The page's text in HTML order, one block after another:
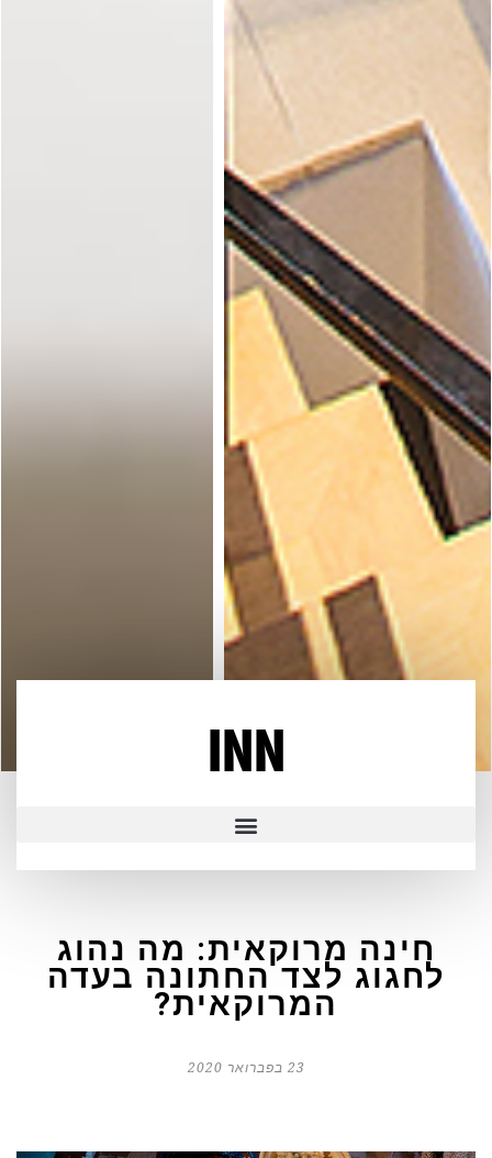
INN
חינה מרוקאית: מה נהוג
לחגוג לצד החתונה בעדה
המרוקאית?
23 בפברואר 2020